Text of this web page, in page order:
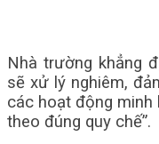
Nhà trường khẳng
sẽ xử lý nghiêm,
các hoạt động minh
theo đúng quy chế”.